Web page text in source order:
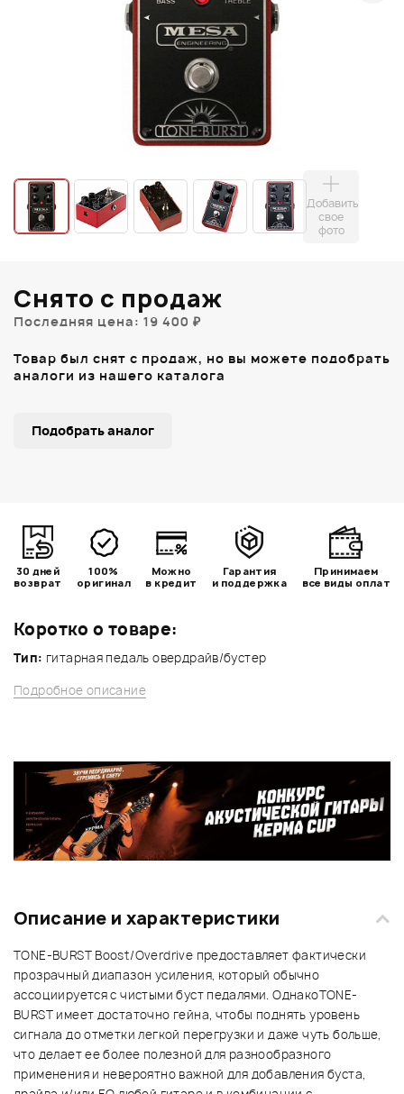
Добавить
свое
фото
Коротко о товаре:
Тип: гитарная педаль овердрайв/бустер
Подробное описание
Снято с продаж
Последняя цена: 19 400 ₽
Товар был снят с продаж, но вы можете подобрать
аналоги из нашего каталога
Подобрать аналог
30 дней
возврат
100%
оригинал
Можно
в кредит
Гарантия
и поддержка
Принимаем
все виды оплат
Описание и характеристики
TONE-BURST Boost/Overdrive предоставляет фактически
прозрачный диапазон усиления, который обычно
ассоциируется с чистыми буст педалями. ОднакоTONE-
BURST имеет достаточно гейна, чтобы поднять уровень
сигнала до отметки легкой перегрузки и даже чуть больше,
что делает ее более полезной для разнообразного
применения и невероятно важной для добавления буста,